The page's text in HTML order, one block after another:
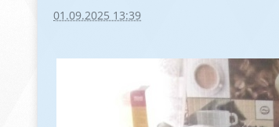
01.09.2025 13:39